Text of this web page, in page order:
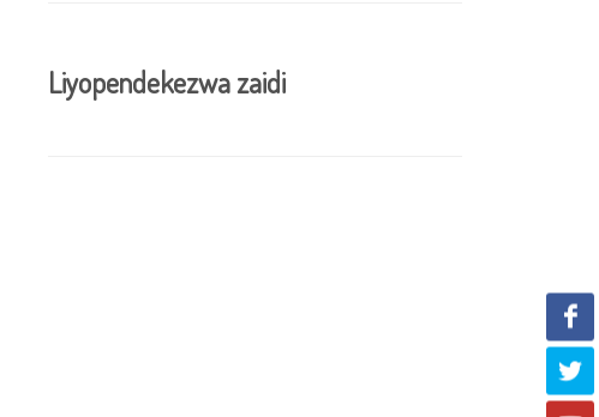
Liyopendekezwa zaidi